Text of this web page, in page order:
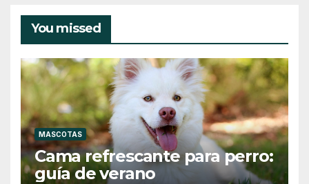
You missed
MASCOTAS
Cama refrescante para perro:
guía de verano